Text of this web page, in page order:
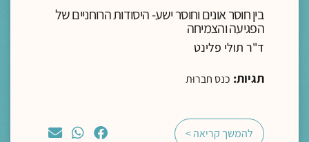
בין חוסר אונים וחוסר ישע- היסודות הרוחניים של
הפגיעה והצמיחה
ד"ר תולי פלינט
תגיות: כנס חברוּת
להמשך קריאה >